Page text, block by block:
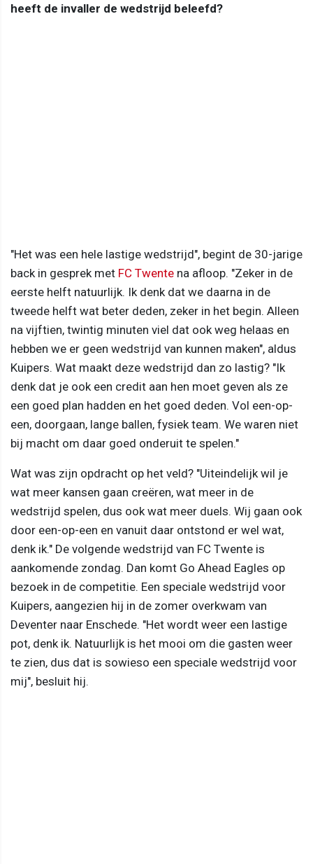
heeft de invaller de wedstrijd beleefd?
"Het was een hele lastige wedstrijd", begint de 30-jarige
back in gesprek met FC Twente na afloop. "Zeker in de
eerste helft natuurlijk. Ik denk dat we daarna in de
tweede helft wat beter deden, zeker in het begin. Alleen
na vijftien, twintig minuten viel dat ook weg helaas en
hebben we er geen wedstrijd van kunnen maken", aldus
Kuipers. Wat maakt deze wedstrijd dan zo lastig? "Ik
denk dat je ook een credit aan hen moet geven als ze
een goed plan hadden en het goed deden. Vol een-op-
een, doorgaan, lange ballen, fysiek team. We waren niet
bij macht om daar goed onderuit te spelen."
Wat was zijn opdracht op het veld? "Uiteindelijk wil je
wat meer kansen gaan creëren, wat meer in de
wedstrijd spelen, dus ook wat meer duels. Wij gaan ook
door een-op-een en vanuit daar ontstond er wel wat,
denk ik." De volgende wedstrijd van FC Twente is
aankomende zondag. Dan komt Go Ahead Eagles op
bezoek in de competitie. Een speciale wedstrijd voor
Kuipers, aangezien hij in de zomer overkwam van
Deventer naar Enschede. "Het wordt weer een lastige
pot, denk ik. Natuurlijk is het mooi om die gasten weer
te zien, dus dat is sowieso een speciale wedstrijd voor
mij", besluit hij.